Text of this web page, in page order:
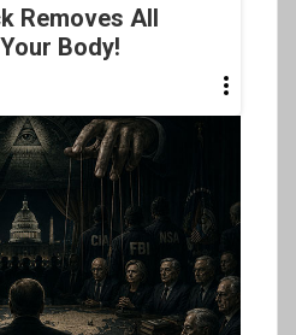
Removes All
Body!